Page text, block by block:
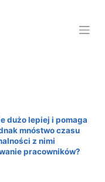
dużo lepiej i pomaga
mnóstwo czasu
z nimi
pracowników?